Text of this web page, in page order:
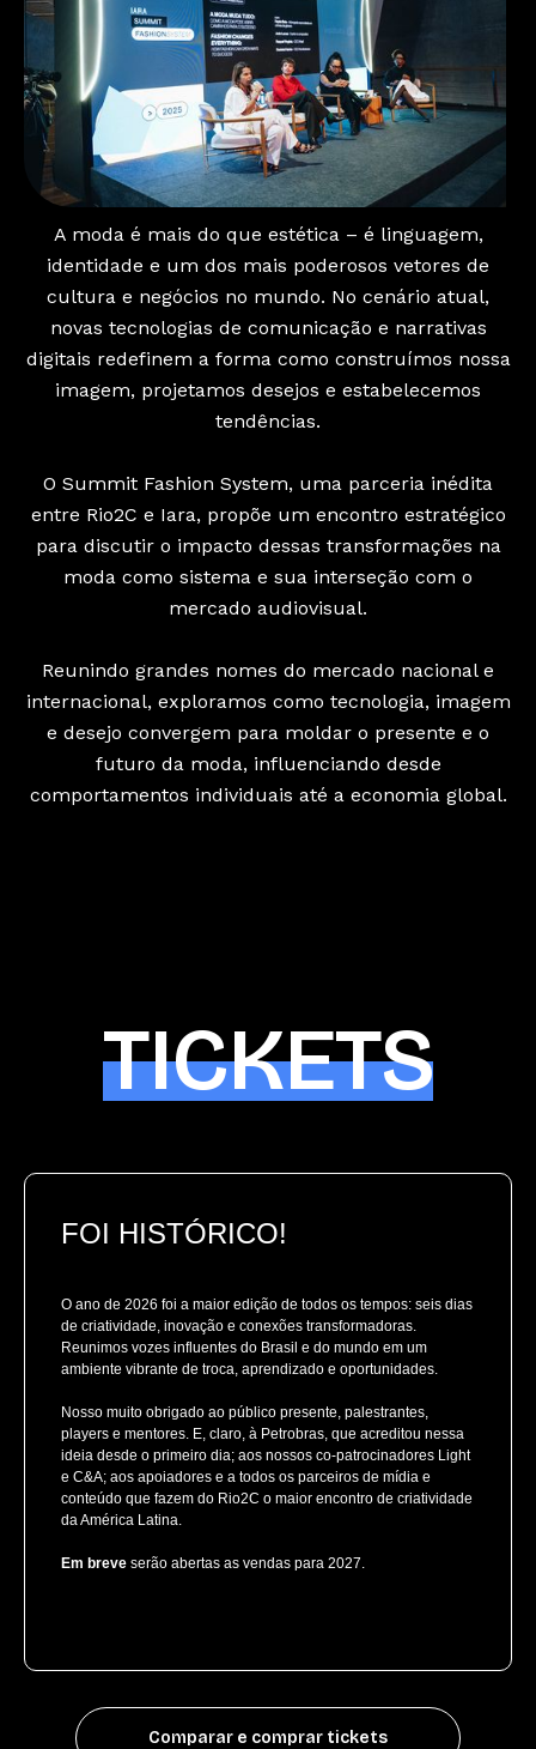
A moda é mais do que estética – é linguagem,
identidade e um dos mais poderosos vetores de
cultura e negócios no mundo. No cenário atual,
novas tecnologias de comunicação e narrativas
digitais redefinem a forma como construímos nossa
imagem, projetamos desejos e estabelecemos
tendências.
O Summit Fashion System, uma parceria inédita
entre Rio2C e Iara, propõe um encontro estratégico
para discutir o impacto dessas transformações na
moda como sistema e sua interseção com o
mercado audiovisual.
Reunindo grandes nomes do mercado nacional e
internacional, exploramos como tecnologia, imagem
e desejo convergem para moldar o presente e o
futuro da moda, influenciando desde
comportamentos individuais até a economia global.
TICKETS
FOI HISTÓRICO!
O ano de 2026 foi a maior edição de todos os tempos: seis dias
de criatividade, inovação e conexões transformadoras.
Reunimos vozes influentes do Brasil e do mundo em um
ambiente vibrante de troca, aprendizado e oportunidades.
Nosso muito obrigado ao público presente, palestrantes,
players e mentores. E, claro, à Petrobras, que acreditou nessa
ideia desde o primeiro dia; aos nossos co-patrocinadores Light
e C&A; aos apoiadores e a todos os parceiros de mídia e
conteúdo que fazem do Rio2C o maior encontro de criatividade
da América Latina.
Em breve serão abertas as vendas para 2027.
Comparar e comprar tickets